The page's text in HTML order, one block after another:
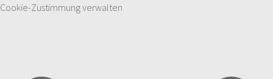
Cookie-Zustimmung verwalten